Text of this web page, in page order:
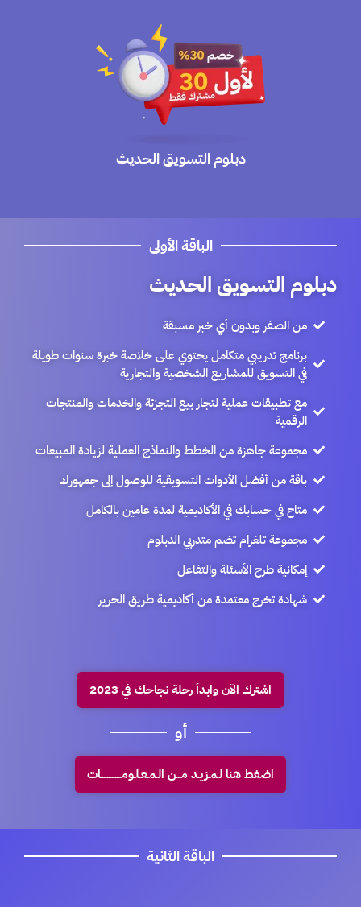
دبلوم التسويق الحديث
الباقة الأولى
دبلوم التسويق الحديث
من الصفر وبدون أي خبر مسبقة
برنامج تدريبي متكامل يحتوي على خلاصة خبرة سنوات طويلة
في التسويق للمشاريع الشخصية والتجارية
مع تطبيقات عملية لتجار بيع التجزئة والخدمات والمنتجات
الرقمية
مجموعة جاهزة من الخطط والنماذج العملية لزيادة المبيعات
باقة من أفضل الأدوات التسويقية للوصول إلى جمهورك
متاح في حسابك في الأكاديمية لمدة عامين بالكامل
مجموعة تلغرام تضم متدربي الدبلوم
إمكانية طرح الأسئلة والتفاعل
شهادة تخرج معتمدة من أكاديمية طريق الحرير
اشترك الآن وابدأ رحلة نجاحك في 2023
أو
اضغط هنا لـمـزيـد مـــن الـمـعـلـومـــــــــــــات
الباقة الثانية